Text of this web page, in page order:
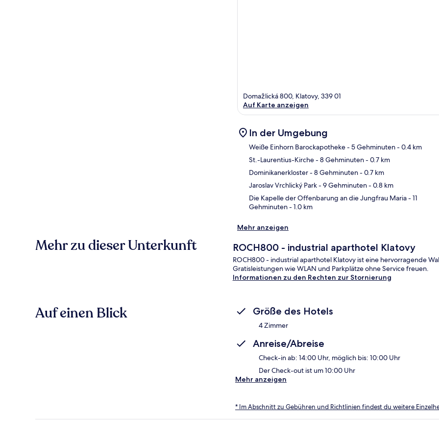
Domažlická 800, Klatovy, 339 01
Auf Karte anzeigen
In der Umgebung
Weiße Einhorn Barockapotheke- 5 Gehminuten- 0.4 km
St.-Laurentius-Kirche- 8 Gehminuten- 0.7 km
Dominikanerkloster- 8 Gehminuten- 0.7 km
Jaroslav Vrchlický Park- 9 Gehminuten- 0.8 km
Die Kapelle der Offenbarung an die Jungfrau Maria- 11
Gehminuten- 1.0 km
Mehr anzeigen
Mehr zu dieser Unterkunft ROCH800 - industrial aparthotel Klatovy
ROCH800 - industrial aparthotel Klatovy ist eine hervorragende
Gratisleistungen wie WLAN und Parkplätze ohne Service freuen.
Informationen zu den Rechten zur Stornierung
Auf einen Blick Größe des Hotels
4 Zimmer
Anreise/Abreise
Check-in ab: 14:00 Uhr, möglich bis: 10:00 Uhr
Der Check-out ist um 10:00 Uhr
Mehr anzeigen
* Im Abschnitt zu Gebühren und Richtlinien findest du weitere